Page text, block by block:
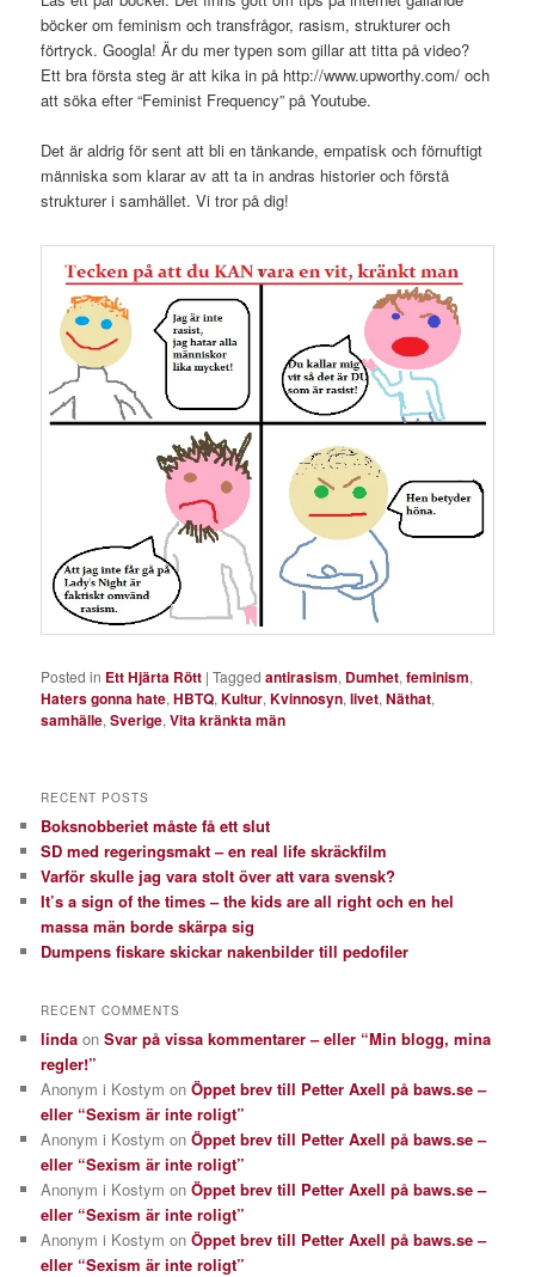
böcker om feminism och transfrågor, rasism, strukturer och
förtryck. Googla! Är du mer typen som gillar att titta på video?
Ett bra första steg är att kika in på http://www.upworthy.com/ och
att söka efter “Feminist Frequency” på Youtube.
Det är aldrig för sent att bli en tänkande, empatisk och förnuftigt
människa som klarar av att ta in andras historier och förstå
strukturer i samhället. Vi tror på dig!
Posted in Ett Hjärta Rött |Tagged antirasism, Dumhet,feminism,
Haters gonna hate,HBTQ,Kultur,Kvinnosyn,livet,Näthat,
samhälle,Sverige,Vita kränkta män
RECENT POSTS
Boksnobberiet måste få ett slut
SD med regeringsmakt – en real life skräckfilm
Varför skulle jag vara stolt över att vara svensk?
It’s a sign of the times – the kids are all right och en hel
massa män borde skärpa sig
Dumpens fiskare skickar nakenbilder till pedofiler
RECENT COMMENTS
linda onSvar på vissa kommentarer – eller “Min blogg, mina
regler!”
Anonym i Kostym onÖppet brev till Petter Axell på baws.se –
eller “Sexism är inte roligt”
Anonym i Kostym onÖppet brev till Petter Axell på baws.se –
eller “Sexism är inte roligt”
Anonym i Kostym onÖppet brev till Petter Axell på baws.se –
eller “Sexism är inte roligt”
Anonym i Kostym onÖppet brev till Petter Axell på baws.se –
eller “Sexism är inte roligt”